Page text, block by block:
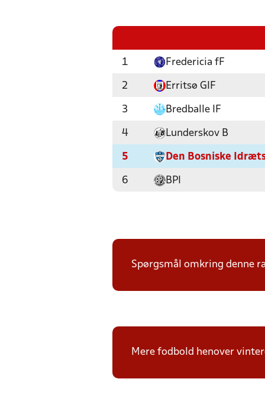
1 Fredericia fF
2 Erritsø GIF
3 Bredballe IF
4 Lunderskov B
5 Den Bosniske
6 BPI
Spørgsmål omkring denne
Mere fodbold henover